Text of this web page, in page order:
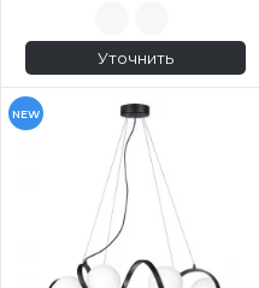
Уточнить
NEW